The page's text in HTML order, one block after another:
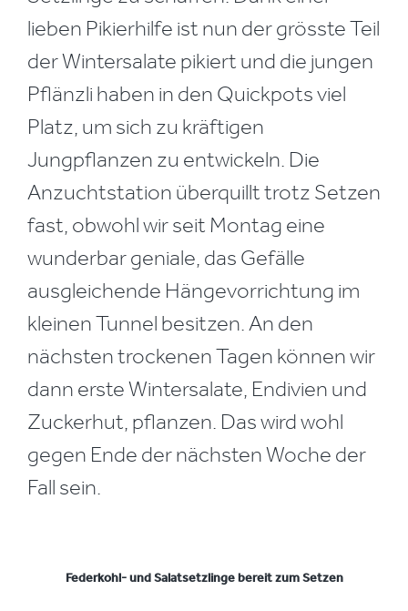
lieben Pikierhilfe ist nun der grösste Teil
der Wintersalate pikiert und die jungen
Pflänzli haben in den Quickpots viel
Platz, um sich zu kräftigen
Jungpflanzen zu entwickeln. Die
Anzuchtstation überquillt trotz Setzen
fast, obwohl wir seit Montag eine
wunderbar geniale, das Gefälle
ausgleichende Hängevorrichtung im
kleinen Tunnel besitzen. An den
nächsten trockenen Tagen können wir
dann erste Wintersalate, Endivien und
Zuckerhut, pflanzen. Das wird wohl
gegen Ende der nächsten Woche der
Fall sein.
Federkohl- und Salatsetzlinge bereit zum Setzen